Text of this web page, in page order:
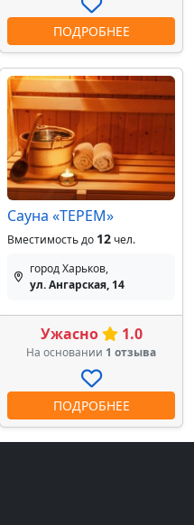
ПОДРОБНЕЕ
Сауна «ТЕРЕМ»
Вместимость до 12чел.
город Харьков,
ул. Ангарская, 14
Ужасно 1.0
На основании 1 отзыва
ПОДРОБНЕЕ